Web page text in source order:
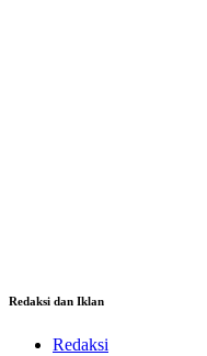
Redaksi dan Iklan
Redaksi